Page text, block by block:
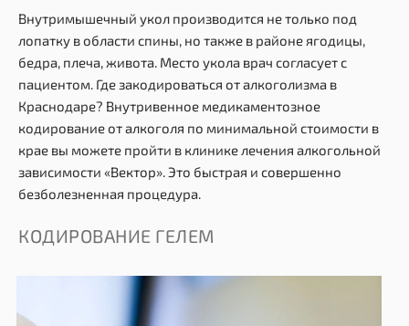
Внутримышечный укол производится не только под
лопатку в области спины, но также в районе ягодицы,
бедра, плеча, живота. Место укола врач согласует с
пациентом. Где закодироваться от алкоголизма в
Краснодаре? Внутривенное медикаментозное
кодирование от алкоголя по минимальной стоимости в
крае вы можете пройти в клинике лечения алкогольной
зависимости «Вектор». Это быстрая и совершенно
безболезненная процедура.
КОДИРОВАНИЕ ГЕЛЕМ